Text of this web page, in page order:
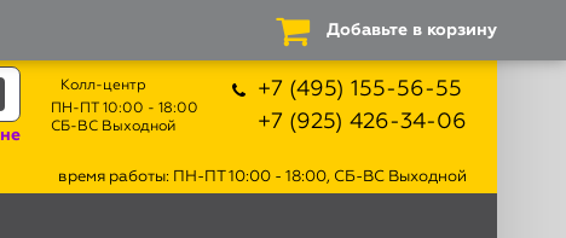
Колл-центр
ПН-ПТ 10:00 - 18:00
СБ-ВС Выходной
+7 (495) 155-56-55
+7 (925) 426-34-06
время работы: ПН-ПТ 10:00 - 18:00, СБ-ВС Выходной
Добавьте в корзину